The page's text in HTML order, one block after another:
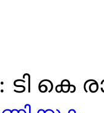
കെ